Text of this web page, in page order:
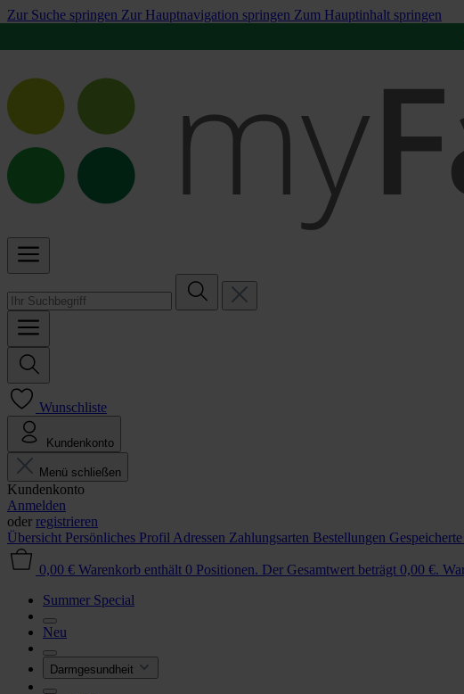
Zur Suche springen Zur Hauptnavigation springen Zum Hauptinhalt springen
Wunschliste
Kundenkonto
Menü schließen
Kundenkonto
Anmelden
oder registrieren
Übersicht Persönliches Profil Adressen Zahlungsarten Bestellungen
0,00 € Warenkorb enthält 0 Positionen. Der Gesamtwert beträgt 0,00 €.
Summer Special
Neu
Darmgesundheit